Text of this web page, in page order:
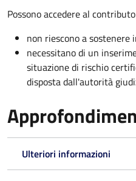
Possono accedere al
non riescono a
necessitano di un
situazione di rischio
disposta dall'autorità
Ulteriori informazioni